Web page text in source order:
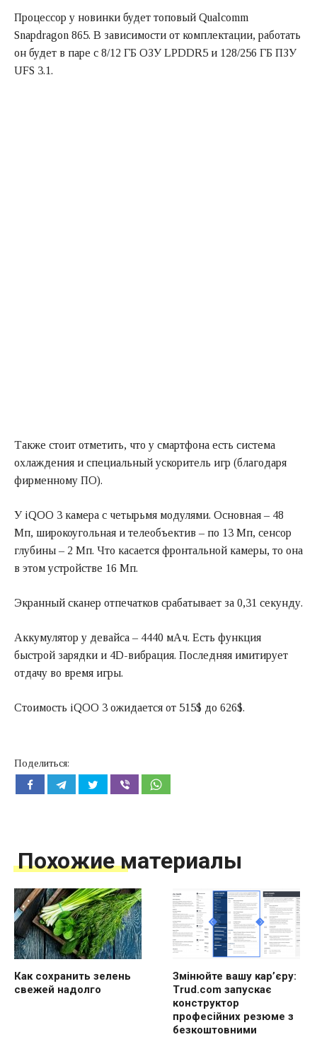
Процессор у новинки будет топовый Qualcomm
Snapdragon 865. В зависимости от комплектации, работать
он будет в паре с 8/12 ГБ ОЗУ LPDDR5 и 128/256 ГБ ПЗУ
UFS 3.1.
Также стоит отметить, что у смартфона есть система
охлаждения и специальный ускоритель игр (благодаря
фирменному ПО).
У iQOO 3 камера с четырьмя модулями. Основная – 48
Мп, широкоугольная и телеобъектив – по 13 Мп, сенсор
глубины – 2 Мп. Что касается фронтальной камеры, то она
в этом устройстве 16 Мп.
Экранный сканер отпечатков срабатывает за 0,31 секунду.
Аккумулятор у девайса – 4440 мАч. Есть функция
быстрой зарядки и 4D-вибрация. Последняя имитирует
отдачу во время игры.
Стоимость iQOO 3 ожидается от 515$ до 626$.
Поделиться:
Похожие материалы
Как сохранить зелень
свежей надолго
Змінюйте вашу кар’єру:
Trud.com запускає
конструктор
професійних резюме з
безкоштовними